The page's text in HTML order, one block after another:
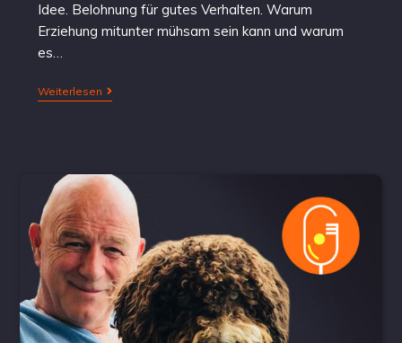
Idee. Belohnung für gutes Verhalten. Warum
Erziehung mitunter mühsam sein kann und warum
es…
Weiterlesen